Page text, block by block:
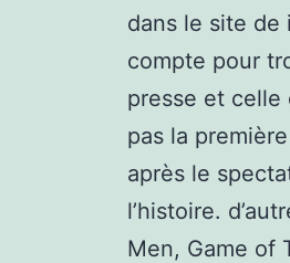
dans le site de
compte pour
presse et celle
pas la
après le
l’histoire.
Men, Game of